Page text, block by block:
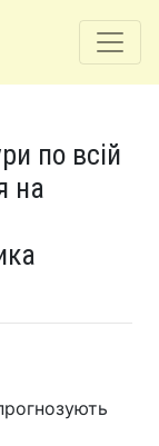
по всій
на